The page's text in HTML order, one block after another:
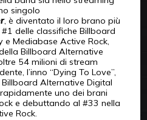
singolo
, è diventato il loro brano più
delle classifiche Billboard
e Mediabase Active Rock,
Billboard Alternative
54 milioni di stream
l’inno “Dying To Love”,
Alternative Digital
uno dei brani
e debuttando al #33 nella
Rock.